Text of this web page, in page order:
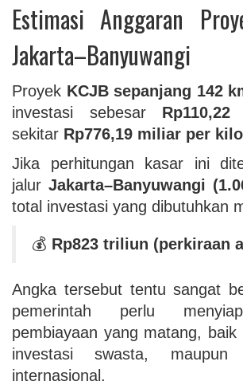
Estimasi Anggaran
Jakarta–Banyuwangi
Proyek KCJB sepanjang 142
investasi sebesar
sekitar Rp776,19 miliar per
Jika perhitungan kasar ini
jalur Jakarta–Banyuwangi
total investasi yang dibutuhkan
💰 Rp823 triliun (perkiraan
Angka tersebut tentu sangat
pemerintah perlu
pembiayaan yang matang, baik
investasi swasta,
internasional.